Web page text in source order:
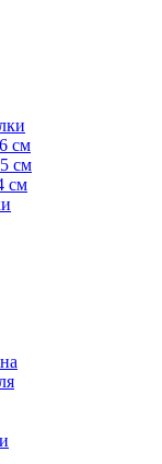
см
см
см